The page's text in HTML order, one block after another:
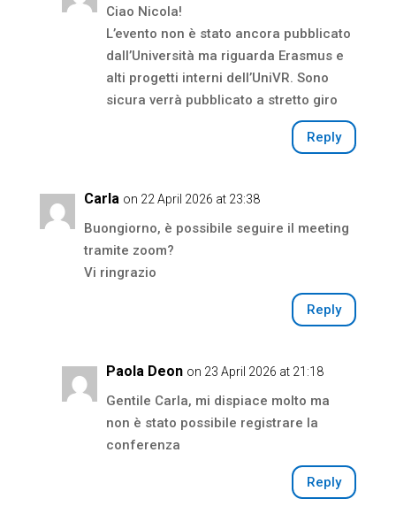
Ciao Nicola!
L’evento non è stato ancora pubblicato
dall’Università ma riguarda Erasmus e
alti progetti interni dell’UniVR. Sono
sicura verrà pubblicato a stretto giro
Reply
Carla on 22 April 2026 at 23:38
Buongiorno, è possibile seguire il meeting
tramite zoom?
Vi ringrazio
Reply
Paola Deon on 23 April 2026 at 21:18
Gentile Carla, mi dispiace molto ma
non è stato possibile registrare la
conferenza
Reply